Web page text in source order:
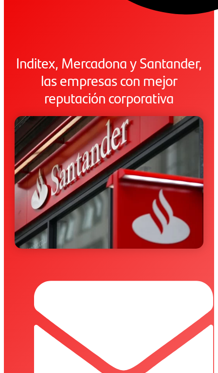
Inditex, Mercadona y Santander,
las empresas con mejor
reputación corporativa